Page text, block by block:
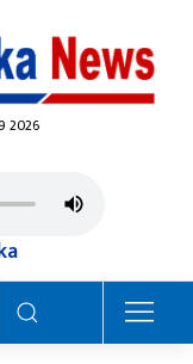
2026